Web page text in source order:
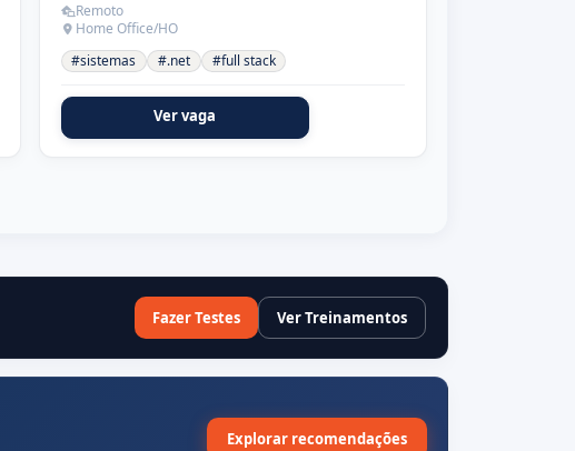
Remoto
Home Office/HO
#sistemas
#.net #full stack
Ver vaga
Fazer Testes Ver Treinamentos
Explorar recomendações